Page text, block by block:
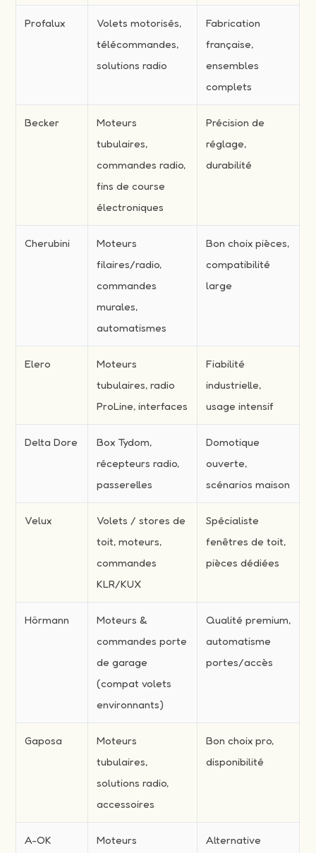
Profalux
Volets motorisés,
télécommandes,
solutions radio
Fabrication
française,
ensembles
complets
Becker
Moteurs
tubulaires,
commandes radio,
fins de course
électroniques
Précision de
réglage,
durabilité
Cherubini
Moteurs
filaires/radio,
commandes
murales,
automatismes
Bon choix pièces,
compatibilité
large
Elero
Moteurs
tubulaires, radio
ProLine, interfaces
Fiabilité
industrielle,
usage intensif
Delta Dore
Box Tydom,
récepteurs radio,
passerelles
Domotique
ouverte,
scénarios maison
Velux
Volets / stores de
toit, moteurs,
commandes
KLR/KUX
Spécialiste
fenêtres de toit,
pièces dédiées
Hörmann
Moteurs &
commandes porte
de garage
(compat volets
environnants)
Qualité premium,
automatisme
portes/accès
Gaposa
Moteurs
tubulaires,
solutions radio,
accessoires
Bon choix pro,
disponibilité
A-OK
Moteurs
Alternative